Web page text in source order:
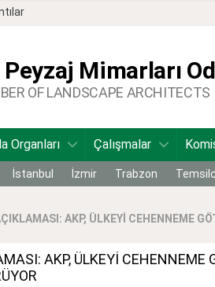
Peyzaj Mimarları
OF LANDSCAPE ARCHITECTS
Organları Çalışmalar
İstanbul İzmir Trabzon
AKP, ÜLKEYİ CEHENNEME
AKP, ÜLKEYİ CEHENNEME